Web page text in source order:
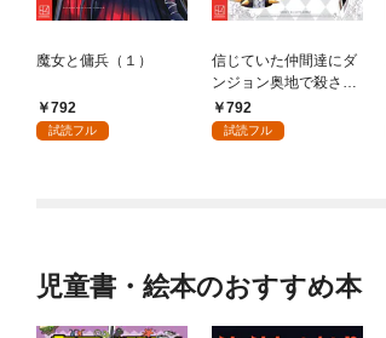
魔女と傭兵（１）
792
試読フル
信じていた仲間達にダ
ンジョン奥地で殺され
かけたがギフト『無限
ガチャ』でレベル９９
792
試読フル
児童書・絵本のおすすめ本